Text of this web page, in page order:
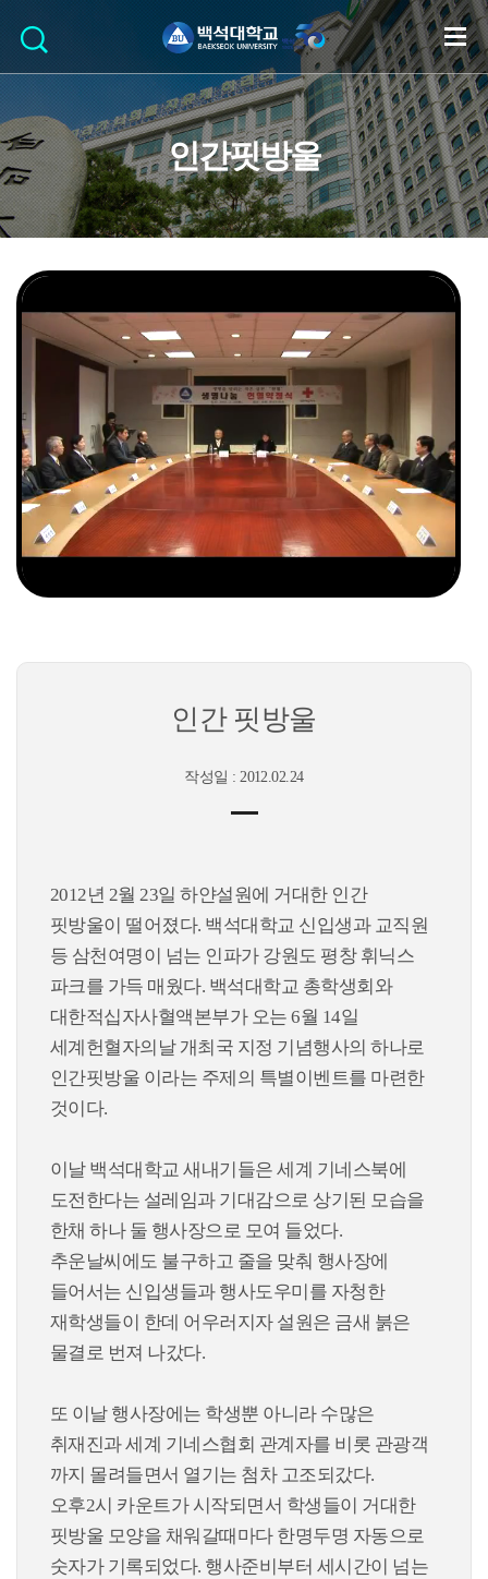
인간핏방울
인간 핏방울
작성일 : 2012.02.24
2012년 2월 23일 하얀설원에 거대한 인간
핏방울이 떨어졌다. 백석대학교 신입생과 교직원
등 삼천여명이 넘는 인파가 강원도 평창 휘닉스
파크를 가득 매웠다. 백석대학교 총학생회와
대한적십자사혈액본부가 오는 6월 14일
세계헌혈자의날 개최국 지정 기념행사의 하나로
인간핏방울 이라는 주제의 특별이벤트를 마련한
것이다.
이날 백석대학교 새내기들은 세계 기네스북에
도전한다는 설레임과 기대감으로 상기된 모습을
한채 하나 둘 행사장으로 모여 들었다.
추운날씨에도 불구하고 줄을 맞춰 행사장에
들어서는 신입생들과 행사도우미를 자청한
재학생들이 한데 어우러지자 설원은 금새 붉은
물결로 번져 나갔다.
또 이날 행사장에는 학생뿐 아니라 수많은
취재진과 세계 기네스협회 관계자를 비롯 관광객
까지 몰려들면서 열기는 첨차 고조되갔다.
오후2시 카운트가 시작되면서 학생들이 거대한
핏방울 모양을 채워갈때마다 한명두명 자동으로
숫자가 기록되었다. 행사준비부터 세시간이 넘는